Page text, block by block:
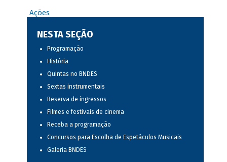
Ações
NESTA SEÇÃO
Programação
História
Quintas no BNDES
Sextas instrumentais
Reserva de ingressos
Filmes e festivais de cinema
Receba a programação
Concursos para Escolha de Espetáculos Musicais
Galeria BNDES